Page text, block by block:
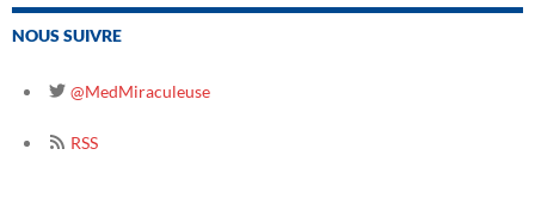
NOUS SUIVRE
@MedMiraculeuse
RSS